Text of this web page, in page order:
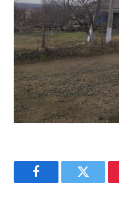
FacebookTwitter